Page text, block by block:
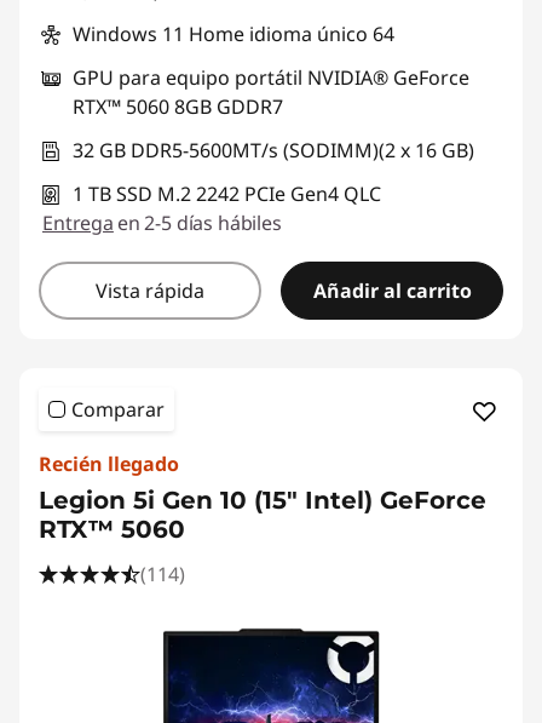
Windows 11 Home idioma único 64
GPU para equipo portátil NVIDIA® GeForce
RTX™ 5060 8GB GDDR7
32 GB DDR5-5600MT/s (SODIMM)(2 x 16 GB)
1 TB SSD M.2 2242 PCIe Gen4 QLC
Entrega en 2-5 días hábiles
Vista rápida Añadir al carrito
Comparar
Recién llegado
Legion 5i Gen 10 (15" Intel) GeForce
RTX™ 5060
(114)